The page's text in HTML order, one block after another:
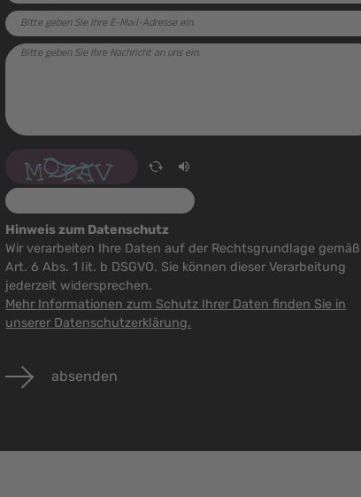
Hinweis zum Datenschutz
Wir verarbeiten Ihre Daten auf der Rechtsgrundlage gemäß
Art. 6 Abs. 1 lit. b DSGVO. Sie können dieser Verarbeitung
jederzeit widersprechen.
Mehr Informationen zum Schutz Ihrer Daten finden Sie in
unserer Datenschutzerklärung.
absenden